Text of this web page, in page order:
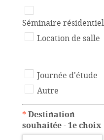
Séminaire résidentiel
Location de salle
Journée d'étude
Autre
*Destination
souhaitée - 1e choix